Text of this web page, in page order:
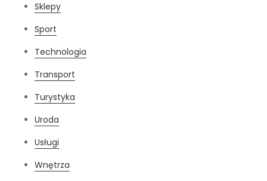
Sklepy
Sport
Technologia
Transport
Turystyka
Uroda
Usługi
Wnętrza